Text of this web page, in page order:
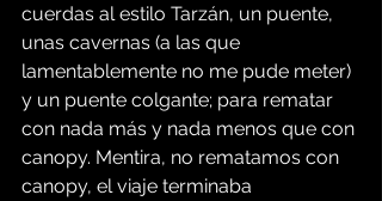
cuerdas al estilo Tarzán, un puente,
unas cavernas (a las que
lamentablemente no me pude meter)
y un puente colgante; para rematar
con nada más y nada menos que con
canopy. Mentira, no rematamos con
canopy, el viaje terminaba